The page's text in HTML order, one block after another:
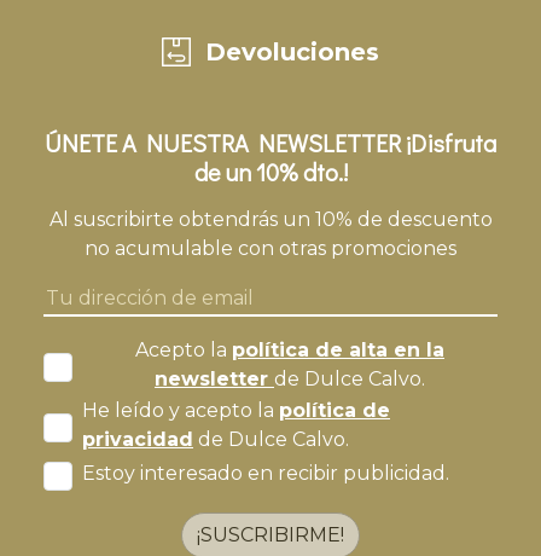
Devoluciones
ÚNETE A NUESTRA NEWSLETTER ¡Disfruta
de un 10% dto.!
Al suscribirte obtendrás un 10% de descuento
no acumulable con otras promociones
Acepto la política de alta en la
newsletter de Dulce Calvo.
He leído y acepto la política de
privacidad de Dulce Calvo.
Estoy interesado en recibir publicidad.
¡SUSCRIBIRME!